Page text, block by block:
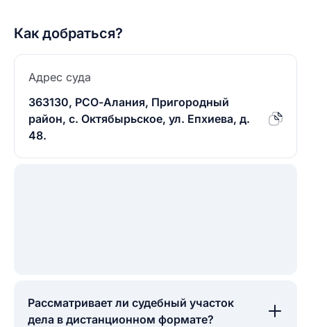
Как добраться?
Адрес суда
363130, РСО-Алания, Пригородный
район, с. Октябырьское, ул. Епхиева, д.
48.
Рассматривает ли судебный участок
дела в дистанционном формате?